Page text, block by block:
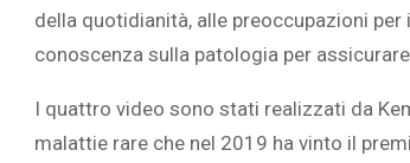
della quotidianità, alle preoccupazioni
conoscenza sulla patologia per
I quattro video sono stati realizzati da
malattie rare che nel 2019 ha vinto il